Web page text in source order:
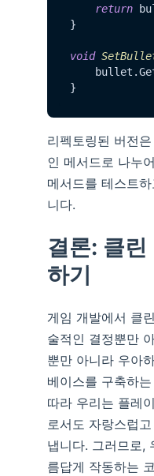
return
}
void
    bullet.
리펙토링된 버전
인 메서드로 나누
메서드를 테스트
니다.
결론: 클
하기
게임 개발에서 클
술적인 결정뿐만
뿐만 아니라 우아
베이스를 구축하
따라 우리는 플레
로서도 자랑스럽
냅니다. 그러므로,
름답게 작동하는